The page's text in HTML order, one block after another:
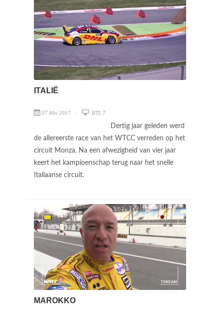
ITALIË
07 Mei 2017 RTL 7
Dertig jaar geleden werd
de allereerste race van het WTCC verreden op het
circuit Monza. Na een afwezigheid van vier jaar
keert het kampioenschap terug naar het snelle
Italiaanse circuit.
MAROKKO